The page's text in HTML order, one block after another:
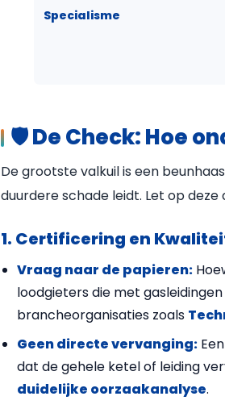
Specialisme
🛡️ De Check: Hoe
De grootste valkuil is een
duurdere schade leidt. Let op deze
1. Certificering en
Vraag naar de papieren:
loodgieters die met
brancheorganisaties zoals
Geen directe vervanging:
dat de gehele ketel of leiding
duidelijke oorzaakanalyse.